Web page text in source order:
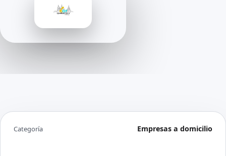
Categoría Empresas a domicilio